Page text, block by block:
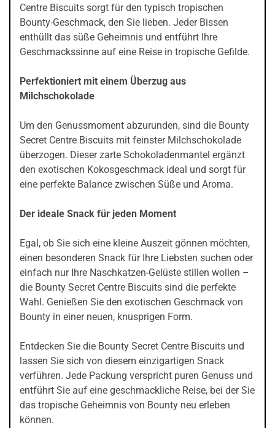
Centre Biscuits sorgt für den typisch tropischen
Bounty-Geschmack, den Sie lieben. Jeder Bissen
enthüllt das süße Geheimnis und entführt Ihre
Geschmackssinne auf eine Reise in tropische Gefilde.
Perfektioniert mit einem Überzug aus
Milchschokolade
Um den Genussmoment abzurunden, sind die Bounty
Secret Centre Biscuits mit feinster Milchschokolade
überzogen. Dieser zarte Schokoladenmantel ergänzt
den exotischen Kokosgeschmack ideal und sorgt für
eine perfekte Balance zwischen Süße und Aroma.
Der ideale Snack für jeden Moment
Egal, ob Sie sich eine kleine Auszeit gönnen möchten,
einen besonderen Snack für Ihre Liebsten suchen oder
einfach nur Ihre Naschkatzen-Gelüste stillen wollen –
die Bounty Secret Centre Biscuits sind die perfekte
Wahl. Genießen Sie den exotischen Geschmack von
Bounty in einer neuen, knusprigen Form.
Entdecken Sie die Bounty Secret Centre Biscuits und
lassen Sie sich von diesem einzigartigen Snack
verführen. Jede Packung verspricht puren Genuss und
entführt Sie auf eine geschmackliche Reise, bei der Sie
das tropische Geheimnis von Bounty neu erleben
können.